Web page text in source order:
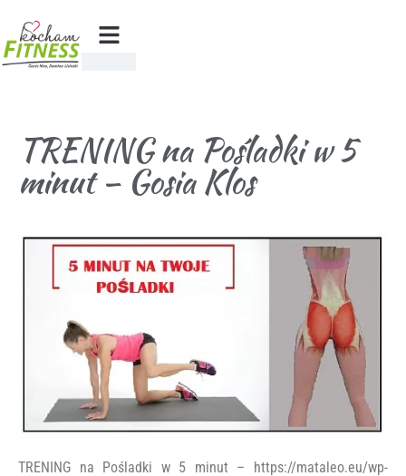
TRENING na Pośladki w 5
minut – Gosia Klos
TRENING na Pośladki w 5 minut – https://mataleo.eu/wp-